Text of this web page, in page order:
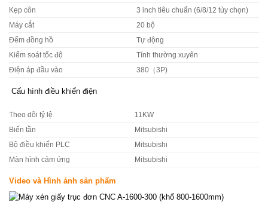
Kẹp côn 3 inch tiêu chuẩn (6/8/12 tùy chọn)
Máy cắt 20 bộ
Đếm đồng hồ Tự động
Kiểm soát tốc độ Tính thường xuyên
Điện áp đầu vào 380（3P)
Cấu hình điều khiển điện
Theo dõi tỷ lệ 11KW
Biến tần Mitsubishi
Bộ điều khiển PLC Mitsubishi
Màn hình cảm ứng Mitsubishi
Video và Hình ảnh sản phẩm